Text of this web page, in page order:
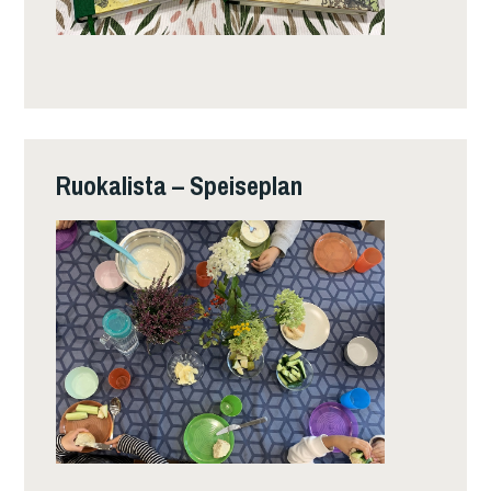
Ruokalista – Speiseplan